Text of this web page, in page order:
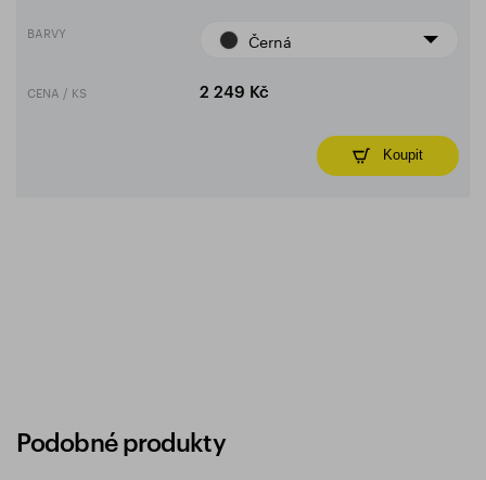
BARVY Černá
CENA / KS 2 249 Kč
Koupit
Podobné produkty